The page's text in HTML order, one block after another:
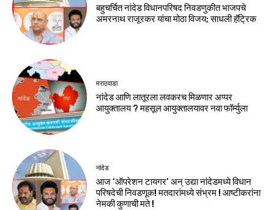
बहुचर्चित नांदेड विधानपरिषद निवडणुकीत भाजपचे
अमरनाथ राजूरकर यांचा मोठा विजय; साधली हॅट्रिक
मराठवाडा
नांदेड आणि लातूरला लवकरच मिळणार अप्पर
आयुक्तालय ? महसूल आयुक्तालयावर नवा फॉर्म्युला
नांदेड
आज ‘ऑपरेशन टायगर’ अन् उद्या नांदेडमध्ये विधान
परिषदेची निवडणूक! मतदारांमध्ये संभ्रम ! आष्टीकरांना
नेमकी कुणाची मते !